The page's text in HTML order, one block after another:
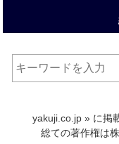
yakuji.co.jp » に掲
総ての著作権は